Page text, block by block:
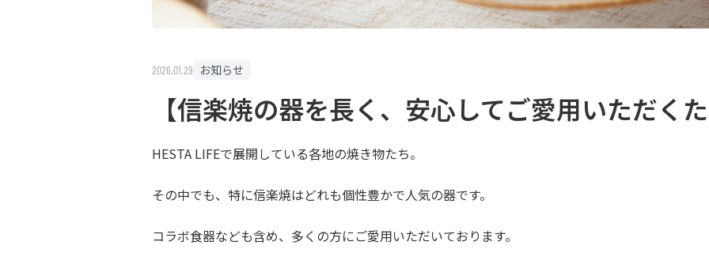
2026.01.29 お知らせ
【信楽焼の器を長く、安心してご愛用いただく
HESTA LIFEで展開している各地の焼き物たち。
その中でも、特に信楽焼はどれも個性豊かで人気の器です。
コラボ食器なども含め、多くの方にご愛用いただいております。